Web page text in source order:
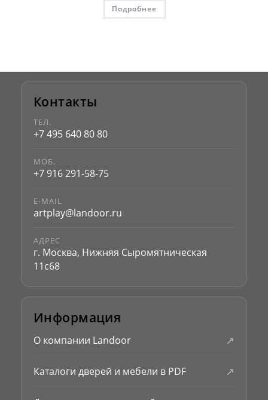
Подробнее
Контакты
ТЕЛ.
+7 495 640 80 80
МОБ.
+7 916 291-58-75
E-MAIL
artplay@landoor.ru
АДРЕС
г. Москва, Нижняя Сыромятническая
11с68
Информация
О компании Landoor ↗
Каталоги дверей и мебели в PDF ↗